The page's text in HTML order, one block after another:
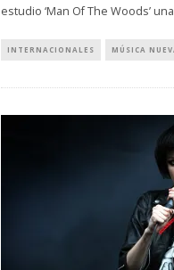
estudio ‘Man Of The Woods’
INTERNACIONALES MÚSICA